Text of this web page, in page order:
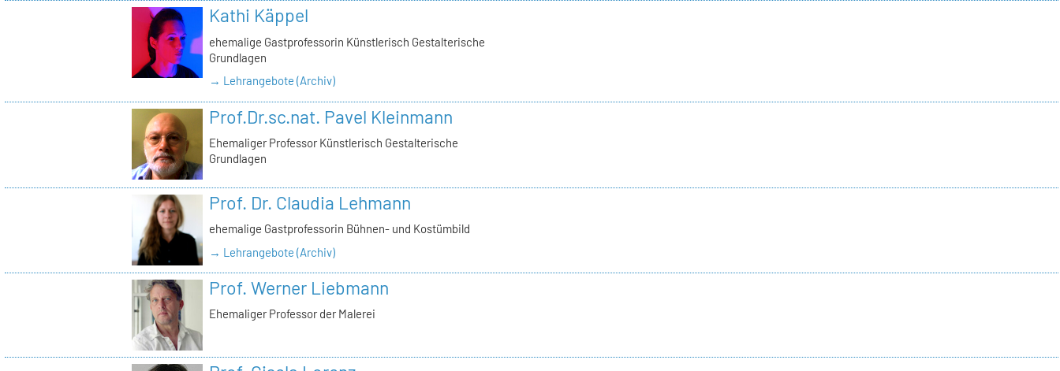
Kathi Käppel
ehemalige Gastprofessorin Künstlerisch Gestalterische
Grundlagen
→ Lehrangebote (Archiv)
Prof.Dr.sc.nat. Pavel Kleinmann
Ehemaliger Professor Künstlerisch Gestalterische
Grundlagen
Prof. Dr. Claudia Lehmann
ehemalige Gastprofessorin Bühnen- und Kostümbild
→ Lehrangebote (Archiv)
Prof. Werner Liebmann
Ehemaliger Professor der Malerei